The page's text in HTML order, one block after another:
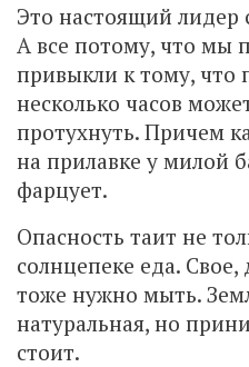
Это настоящий лидер
А все потому, что мы
привыкли к тому, что
несколько часов
протухнуть. Причем
на прилавке у милой
фарцует.
Опасность таит не
солнцепеке еда. Свое,
тоже нужно мыть.
натуральная, но
стоит.